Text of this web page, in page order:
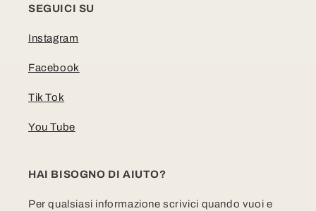
SEGUICI SU
Instagram
Facebook
Tik Tok
You Tube
HAI BISOGNO DI AIUTO?
Per qualsiasi informazione scrivici quando vuoi e